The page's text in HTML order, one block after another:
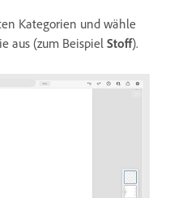
Kategorien und wähle
aus (zum Beispiel Stoff).